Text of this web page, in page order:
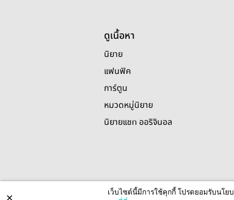
ดูเนื้อหา
นิยาย
แฟนฟิค
การ์ตูน
หมวดหมู่นิยาย
นิยายแชท ออริจินอล
เว็บไซต์นี้มีการใช้คุกกี้ โปรดยอมรับนโ